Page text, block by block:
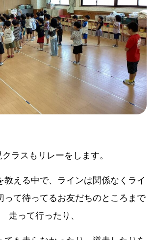
ラスもリレーをします。
教える中で、ラインは関係なくライ
って待ってるお友だちのところまで
走って行ったり、